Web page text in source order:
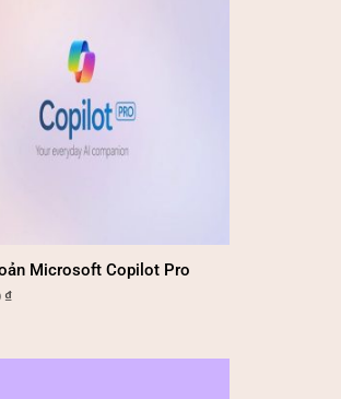
Microsoft Copilot Pro
₫
Khoảng